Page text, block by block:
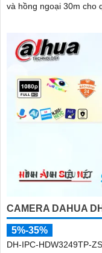
và hồng ngoại 30m cho
CAMERA DAHUA
5%-35%
DH-IPC-HDW3249TP-